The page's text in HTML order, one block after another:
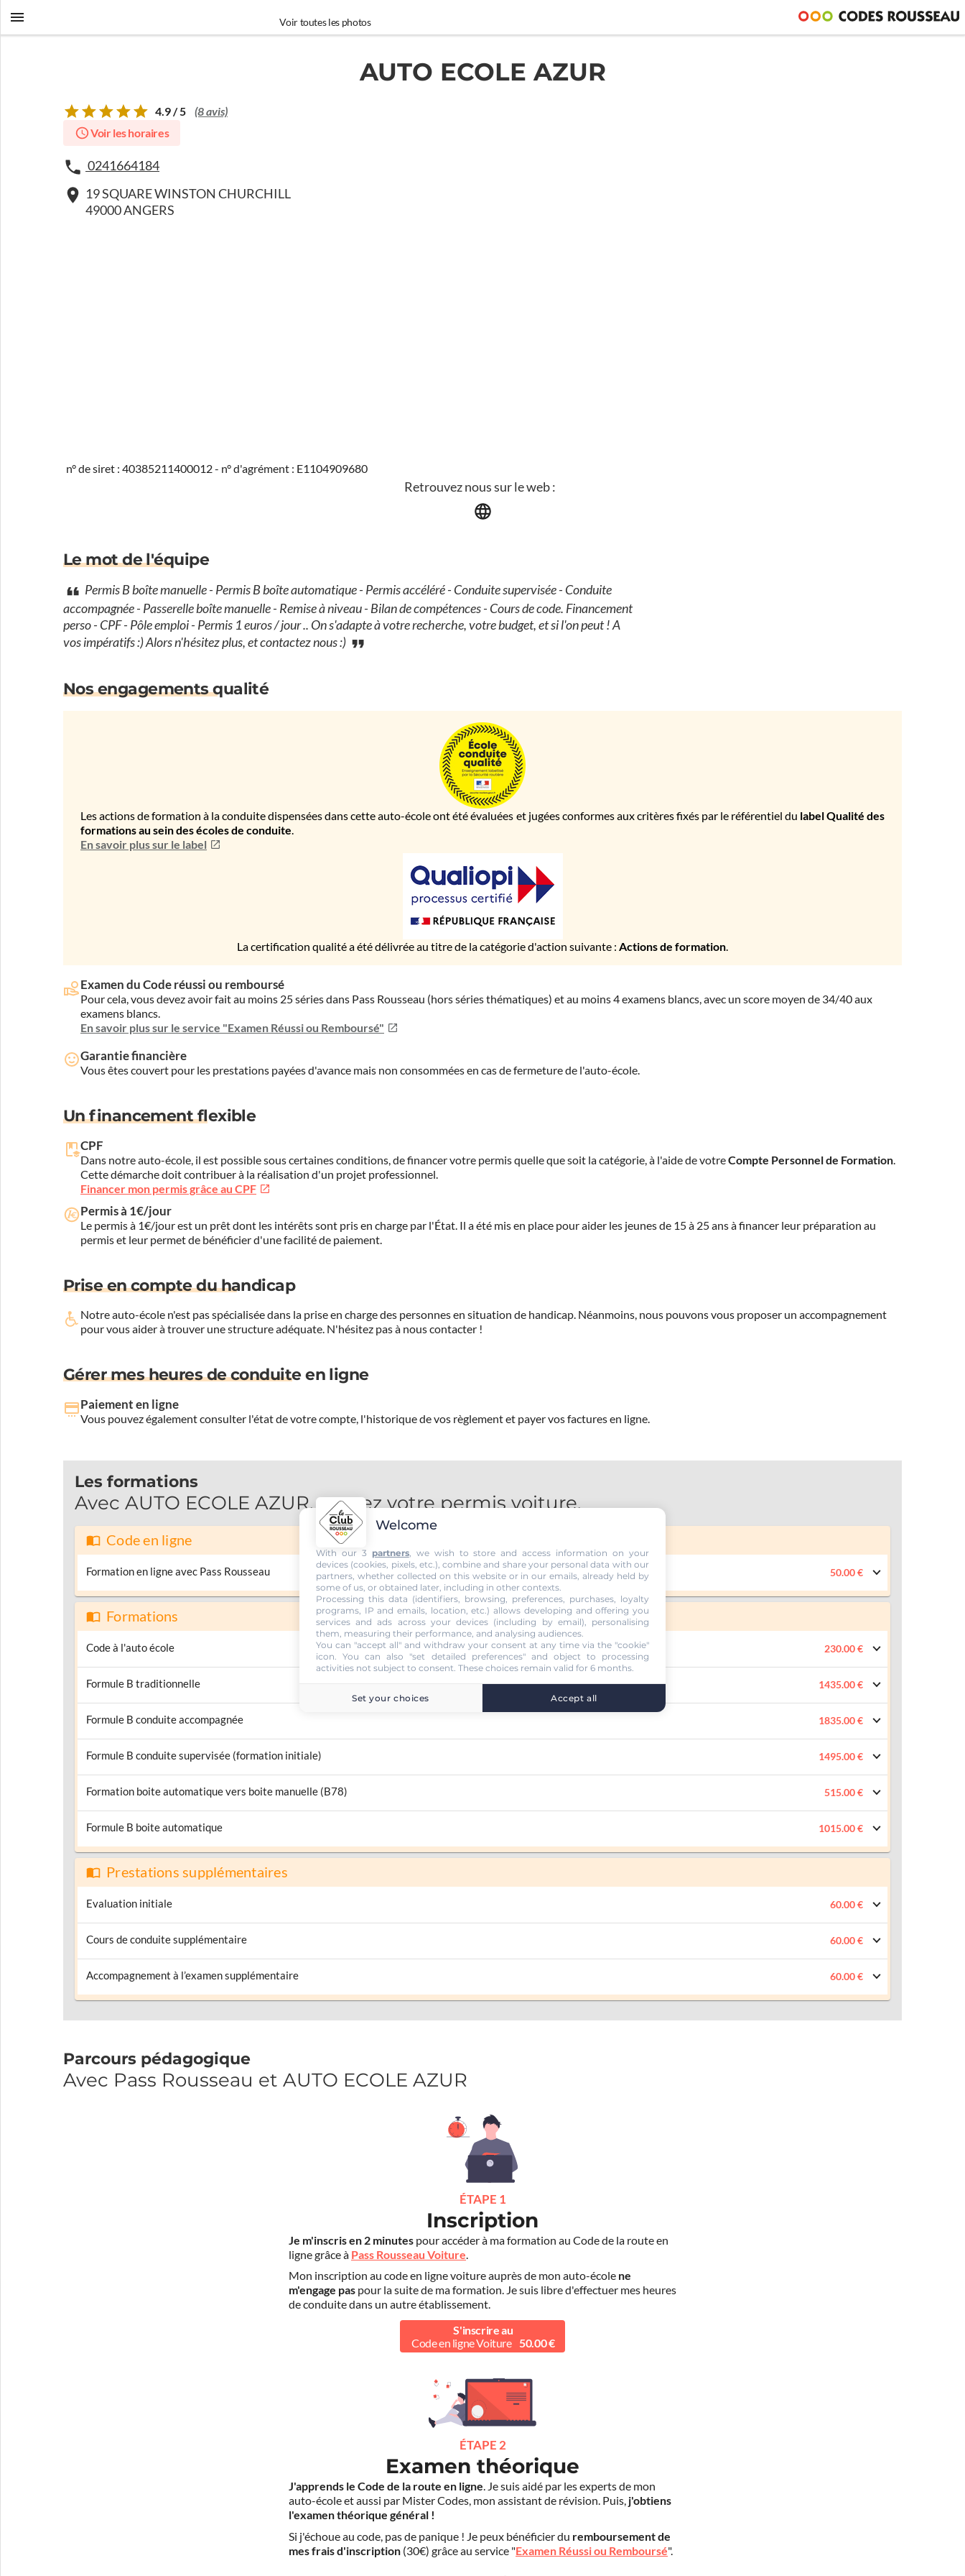
Voir toutes les photos
AUTO ECOLE AZUR
4.9 / 5 (8 avis)
Voir les horaires
0241664184
19 SQUARE WINSTON CHURCHILL
49000 ANGERS
n° de siret : 40385211400012 - n° d'agrément : E1104909680
Retrouvez nous sur le web :
Le mot de l'équipe
Permis B boîte manuelle - Permis B boîte automatique - Permis accéléré - Conduite supervisée - Conduite
accompagnée - Passerelle boîte manuelle - Remise à niveau - Bilan de compétences - Cours de code. Financement
perso - CPF - Pôle emploi - Permis 1 euros / jour .. On s'adapte à votre recherche, votre budget, et si l'on peut ! A
vos impératifs :) Alors n'hésitez plus, et contactez nous :)
Nos engagements qualité
Les actions de formation à la conduite dispensées dans cette auto-école ont été évaluées et jugées conformes aux critères fixés par le référentiel du label Qualité des
formations au sein des écoles de conduite.
En savoir plus sur le label
La certification qualité a été délivrée au titre de la catégorie d'action suivante : Actions de formation.
Examen du Code réussi ou remboursé
Pour cela, vous devez avoir fait au moins 25 séries dans Pass Rousseau (hors séries thématiques) et au moins 4 examens blancs, avec un score moyen de 34/40 aux
examens blancs.
En savoir plus sur le service "Examen Réussi ou Remboursé"
Garantie financière
Vous êtes couvert pour les prestations payées d'avance mais non consommées en cas de fermeture de l'auto-école.
Un financement flexible
CPF
Dans notre auto-école, il est possible sous certaines conditions, de financer votre permis quelle que soit la catégorie, à l'aide de votreCompte Personnel de Formation.
Cette démarche doit contribuer à la réalisation d'un projet professionnel.
Financer mon permis grâce au CPF
Permis à 1€/jour
Le permis à 1€/jour est un prêt dont les intérêts sont pris en charge par l'État. Il a été mis en place pour aider les jeunes de 15 à 25 ans à financer leur préparation au
permis et leur permet de bénéficier d'une facilité de paiement.
Prise en compte du handicap
Notre auto-école n'est pas spécialisée dans la prise en charge des personnes en situation de handicap. Néanmoins, nous pouvons vous proposer un accompagnement
pour vous aider à trouver une structure adéquate. N'hésitez pas à nous contacter !
Gérer mes heures de conduite en ligne
Paiement en ligne
Vous pouvez également consulter l'état de votre compte, l'historique de vos règlement et payer vos factures en ligne.
Les formations
Avec AUTO ECOLE AZUR, passez votre permis voiture.
Code en ligne
Formation en ligne avec Pass Rousseau 50.00 €
Formations
Code à l'auto école 230.00 €
Formule B traditionnelle 1435.00 €
Formule B conduite accompagnée 1835.00 €
Formule B conduite supervisée (formation initiale) 1495.00 €
Formation boite automatique vers boite manuelle (B78) 515.00 €
Formule B boite automatique 1015.00 €
Prestations supplémentaires
Evaluation initiale 60.00 €
Cours de conduite supplémentaire 60.00 €
Accompagnement à l’examen supplémentaire 60.00 €
Parcours pédagogique
Avec Pass Rousseau et AUTO ECOLE AZUR
ÉTAPE 1
Inscription
Je m'inscris en 2 minutes pour accéder à ma formation au Code de la route en
ligne grâce à Pass Rousseau Voiture.
Mon inscription au code en ligne voiture auprès de mon auto-école ne
m'engage pas pour la suite de ma formation. Je suis libre d'effectuer mes heures
de conduite dans un autre établissement.
S'inscrire au
Code en ligne Voiture 50.00 €
ÉTAPE 2
Examen théorique
J'apprends le Code de la route en ligne. Je suis aidé par les experts de mon
auto-école et aussi par Mister Codes, mon assistant de révision. Puis, j'obtiens
l'examen théorique général !
Si j'échoue au code, pas de panique ! Je peux bénéficier du remboursement de
mes frais d'inscription (30€) grâce au service "Examen Réussi ou Remboursé".
Welcome
With our 3 partners, we wish to store and access information on your
devices (cookies, pixels, etc.), combine and share your personal data with our
partners, whether collected on this website or in our emails, already held by
some of us, or obtained later, including in other contexts.
Processing this data (identifiers, browsing, preferences, purchases, loyalty
programs, IP and emails, location, etc.) allows developing and offering you
services and ads across your devices (including by email), personalising
them, measuring their performance, and analysing audiences.
You can "accept all" and withdraw your consent at any time via the "cookie"
icon. You can also "set detailed preferences" and object to processing
activities not subject to consent. These choices remain valid for 6 months.
Set your choices Accept all